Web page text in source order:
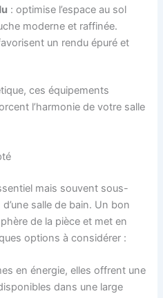
: optimise l’espace au sol
moderne et raffinée.
un rendu épuré et
ces équipements
l’harmonie de votre salle
mais souvent sous-
salle de bain. Un bon
de la pièce et met en
options à considérer :
en énergie, elles offrent une
dans une large